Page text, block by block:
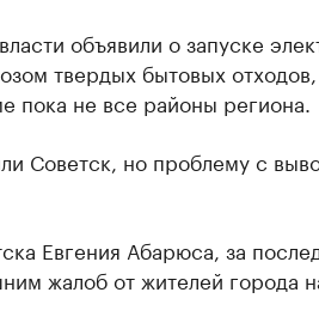
объявили о запуске
твердых бытовых
пока не все районы региона.
Советск, но проблему с
Евгения Абарюса, за
жалоб от жителей города